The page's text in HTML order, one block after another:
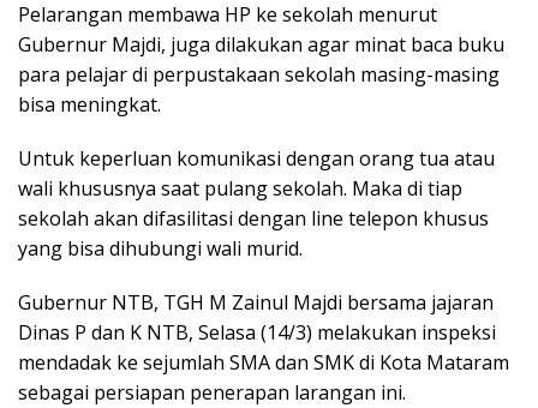
Pelarangan membawa HP ke sekolah menurut
Gubernur Majdi, juga dilakukan agar minat baca buku
para pelajar di perpustakaan sekolah masing-masing
bisa meningkat.
Untuk keperluan komunikasi dengan orang tua atau
wali khususnya saat pulang sekolah. Maka di tiap
sekolah akan difasilitasi dengan line telepon khusus
yang bisa dihubungi wali murid.
Gubernur NTB, TGH M Zainul Majdi bersama jajaran
Dinas P dan K NTB, Selasa (14/3) melakukan inspeksi
mendadak ke sejumlah SMA dan SMK di Kota Mataram
sebagai persiapan penerapan larangan ini.